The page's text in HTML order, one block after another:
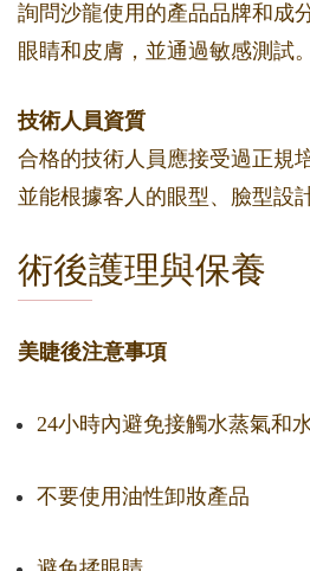
詢問沙龍使用的產品品牌和成
眼睛和皮膚，並通過敏感測試。
技術人員資質
合格的技術人員應接受過正規
並能根據客人的眼型、臉型設
術後護理與保養
美睫後注意事項
24小時內避免接觸水蒸氣和
不要使用油性卸妝產品